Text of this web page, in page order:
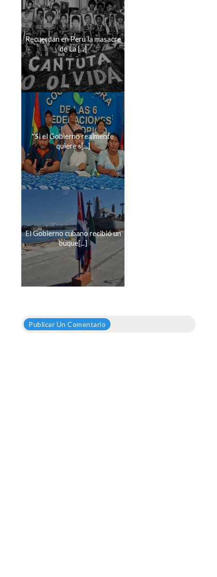
Recuerdan en Perú la masacre
de La [...]
''Si el Gobierno realmente
quiere s[...]
El Gobierno cubano recibió un
buque[...]
Publicar Un Comentario